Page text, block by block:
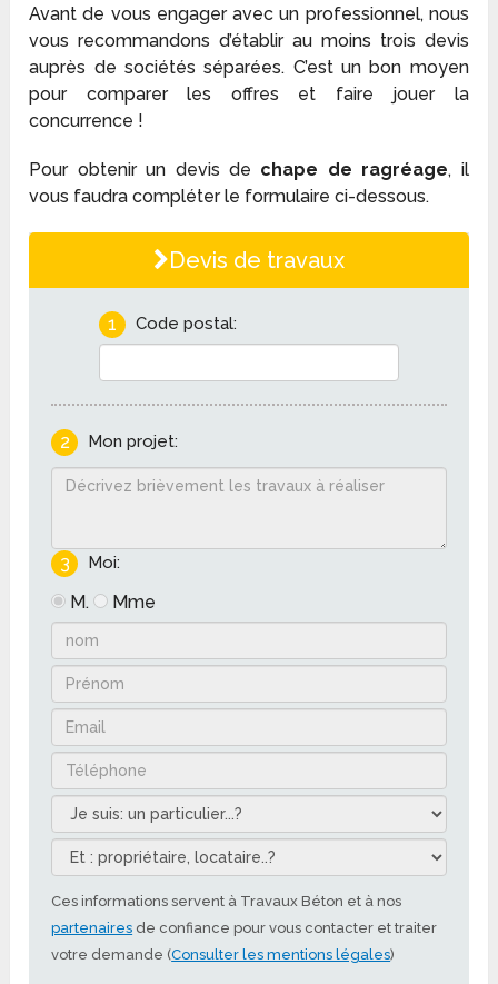
Avant de vous engager avec un professionnel, nous
vous recommandons d’établir au moins trois devis
auprès de sociétés séparées. C’est un bon moyen
pour comparer les offres et faire jouer la
concurrence !
Pour obtenir un devis de chape de ragréage, il
vous faudra compléter le formulaire ci-dessous.
Devis de travaux
1 Code postal:
2 Mon projet:
3 Moi:
M. Mme
Ces informations servent à Travaux Béton et à nos
partenaires de confiance pour vous contacter et traiter
votre demande (Consulter les mentions légales)